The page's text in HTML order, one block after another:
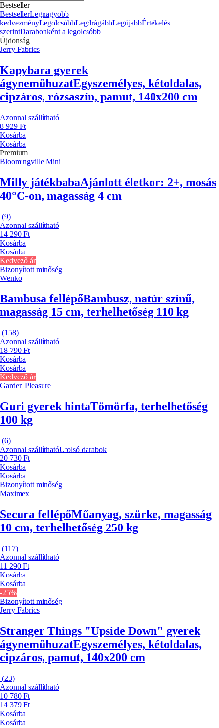
Bestseller
BestsellerLegnagyobb
kedvezményLegolcsóbbLegdrágábbLegújabbÉrtékelés
szerintDarabonként a legolcsóbb
Újdonság
Jerry Fabrics
Kapybara gyerek
ágyneműhuzatEgyszemélyes, kétoldalas,
cipzáros, rózsaszín, pamut, 140x200 cm
Azonnal szállítható
8 929 Ft
Kosárba
Kosárba
Premium
Bloomingville Mini
Milly játékbabaAjánlott életkor: 2+, mosás
40°C-on, magasság 4 cm
(9)
Azonnal szállítható
14 290 Ft
Kosárba
Kosárba
Kedvező ár
Bizonyított minőség
Wenko
Bambusa fellépőBambusz, natúr színű,
magasság 15 cm, terhelhetőség 110 kg
(158)
Azonnal szállítható
18 790 Ft
Kosárba
Kosárba
Kedvező ár
Garden Pleasure
Guri gyerek hintaTömörfa, terhelhetőség
100 kg
(6)
Azonnal szállíthatóUtolsó darabok
20 730 Ft
Kosárba
Kosárba
Bizonyított minőség
Maximex
Secura fellépőMűanyag, szürke, magasság
10 cm, terhelhetőség 250 kg
(117)
Azonnal szállítható
11 290 Ft
Kosárba
Kosárba
-25%
Bizonyított minőség
Jerry Fabrics
Stranger Things "Upside Down" gyerek
ágyneműhuzatEgyszemélyes, kétoldalas,
cipzáros, pamut, 140x200 cm
(23)
Azonnal szállítható
10 780 Ft
14 379 Ft
Kosárba
Kosárba